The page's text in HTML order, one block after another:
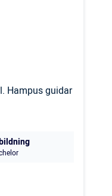
Hampus guidar